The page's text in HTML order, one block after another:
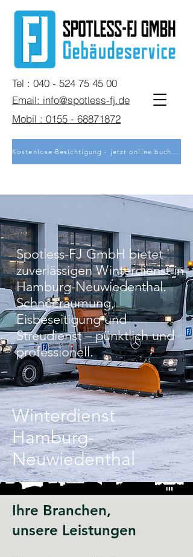
Mobil : 0155 - 68871872
Tel : 040 - 524 75 45 00
Email: info@spotless-fj.de
Kostenlose Besichtigung - jetzt online buchen
Spotless-FJ GmbH bietet
zuverlässigen Winterdienst in
Hamburg-Neuwiedenthal.
Schneeräumung,
Eisbeseitigung und
Streudienst – pünktlich und
professionell.
Winterdienst
Hamburg-
Neuwiedenthal
Ihre Branchen,
unsere Leistungen